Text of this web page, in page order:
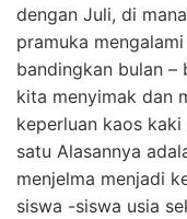
dengan Juli, di
pramuka
bandingkan bulan –
kita menyimak dan
keperluan kaos
satu Alasannya
menjelma menjadi
siswa -siswa usia